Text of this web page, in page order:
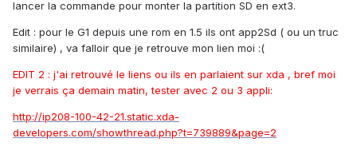
lancer la commande pour monter la partition SD en ext3.
Edit : pour le G1 depuis une rom en 1.5 ils ont app2Sd ( ou un truc
similaire) , va falloir que je retrouve mon lien moi :(
EDIT 2 : j'ai retrouvé le liens ou ils en parlaient sur xda , bref moi
je verrais ça demain matin, tester avec 2 ou 3 appli:
http://ip208-100-42-21.static.xda-
developers.com/showthread.php?t=739889&page=2